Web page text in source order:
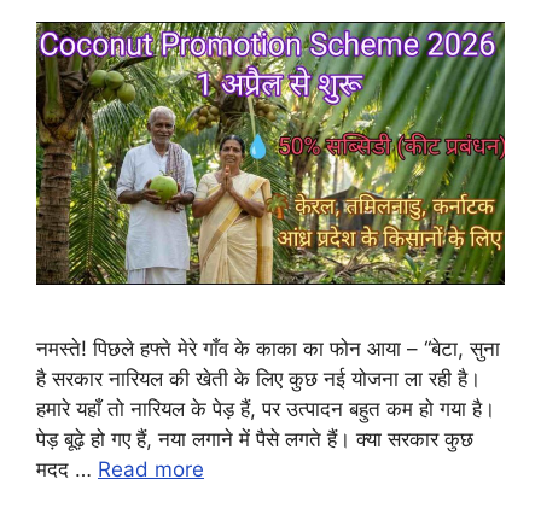
नमस्ते! पिछले हफ्ते मेरे गाँव के काका का फोन आया – “बेटा, सुना
है सरकार नारियल की खेती के लिए कुछ नई योजना ला रही है।
हमारे यहाँ तो नारियल के पेड़ हैं, पर उत्पादन बहुत कम हो गया है।
पेड़ बूढ़े हो गए हैं, नया लगाने में पैसे लगते हैं। क्या सरकार कुछ
मदद … Read more